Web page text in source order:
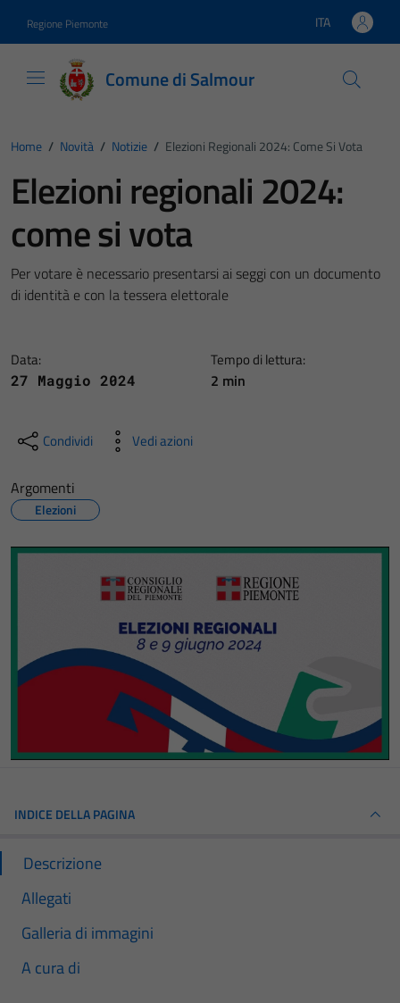
Regione Piemonte Lingua attiva:
ITA
Comune di Salmour
Home / Novità / Notizie / Elezioni Regionali 2024: Come Si Vota
Elezioni regionali 2024:
come si vota
Per votare è necessario presentarsi ai seggi con un documento
di identità e con la tessera elettorale
Data:
27 Maggio 2024
Tempo di lettura:
2 min
Condividi Vedi azioni
Argomenti
Elezioni
INDICE DELLA PAGINA
Descrizione
Allegati
Galleria di immagini
A cura di